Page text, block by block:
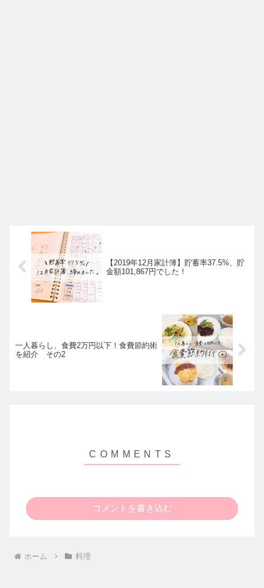
【2019年12月家計簿】貯蓄率37.5%、貯
金額101,867円でした！
一人暮らし、食費2万円以下！食費節約術
を紹介 その2
コメントを書き込む
ホーム 料理